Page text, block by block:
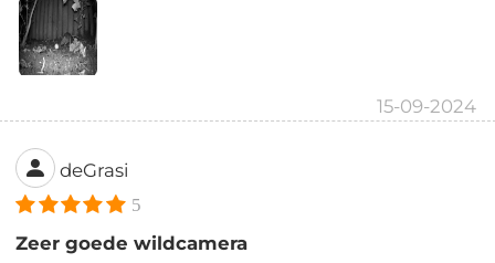
15-09-2024
deGrasi
5
Zeer goede wildcamera